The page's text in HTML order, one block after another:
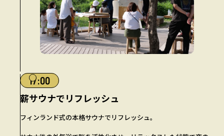
17:00
薪サウナでリフレッシュ
フィンランド式の本格サウナでリフレッシュ。